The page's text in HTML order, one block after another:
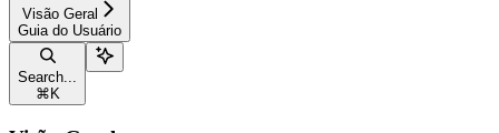
Visão Geral
Guia do Usuário
Search...
⌘ K